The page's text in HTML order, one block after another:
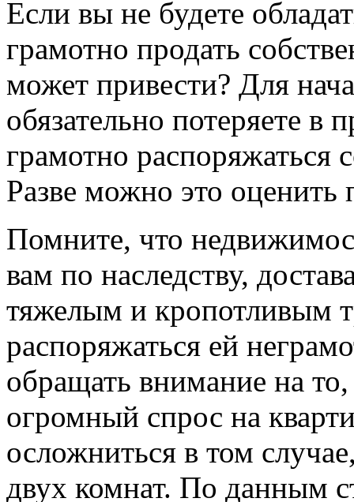
Если вы не будете
грамотно продать
может привести? Для
обязательно потеряете в
грамотно
Разве можно это оценить
Помните, что
вам по наследству,
тяжелым и кропотливым
распоряжаться ей
обращать внимание на
огромный спрос на
осложниться в том
двух комнат. По данным